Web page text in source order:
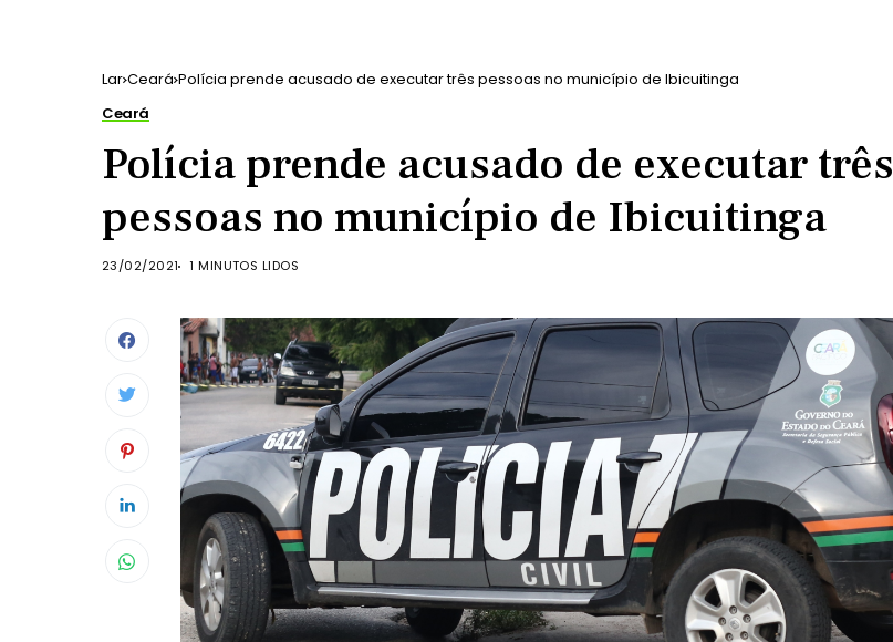
Lar Ceará Polícia prende acusado de executar três pessoas no município de Ibicuitinga
Ceará
Polícia prende acusado de executar três
pessoas no município de Ibicuitinga
23/02/2021 1 MINUTOS LIDOS